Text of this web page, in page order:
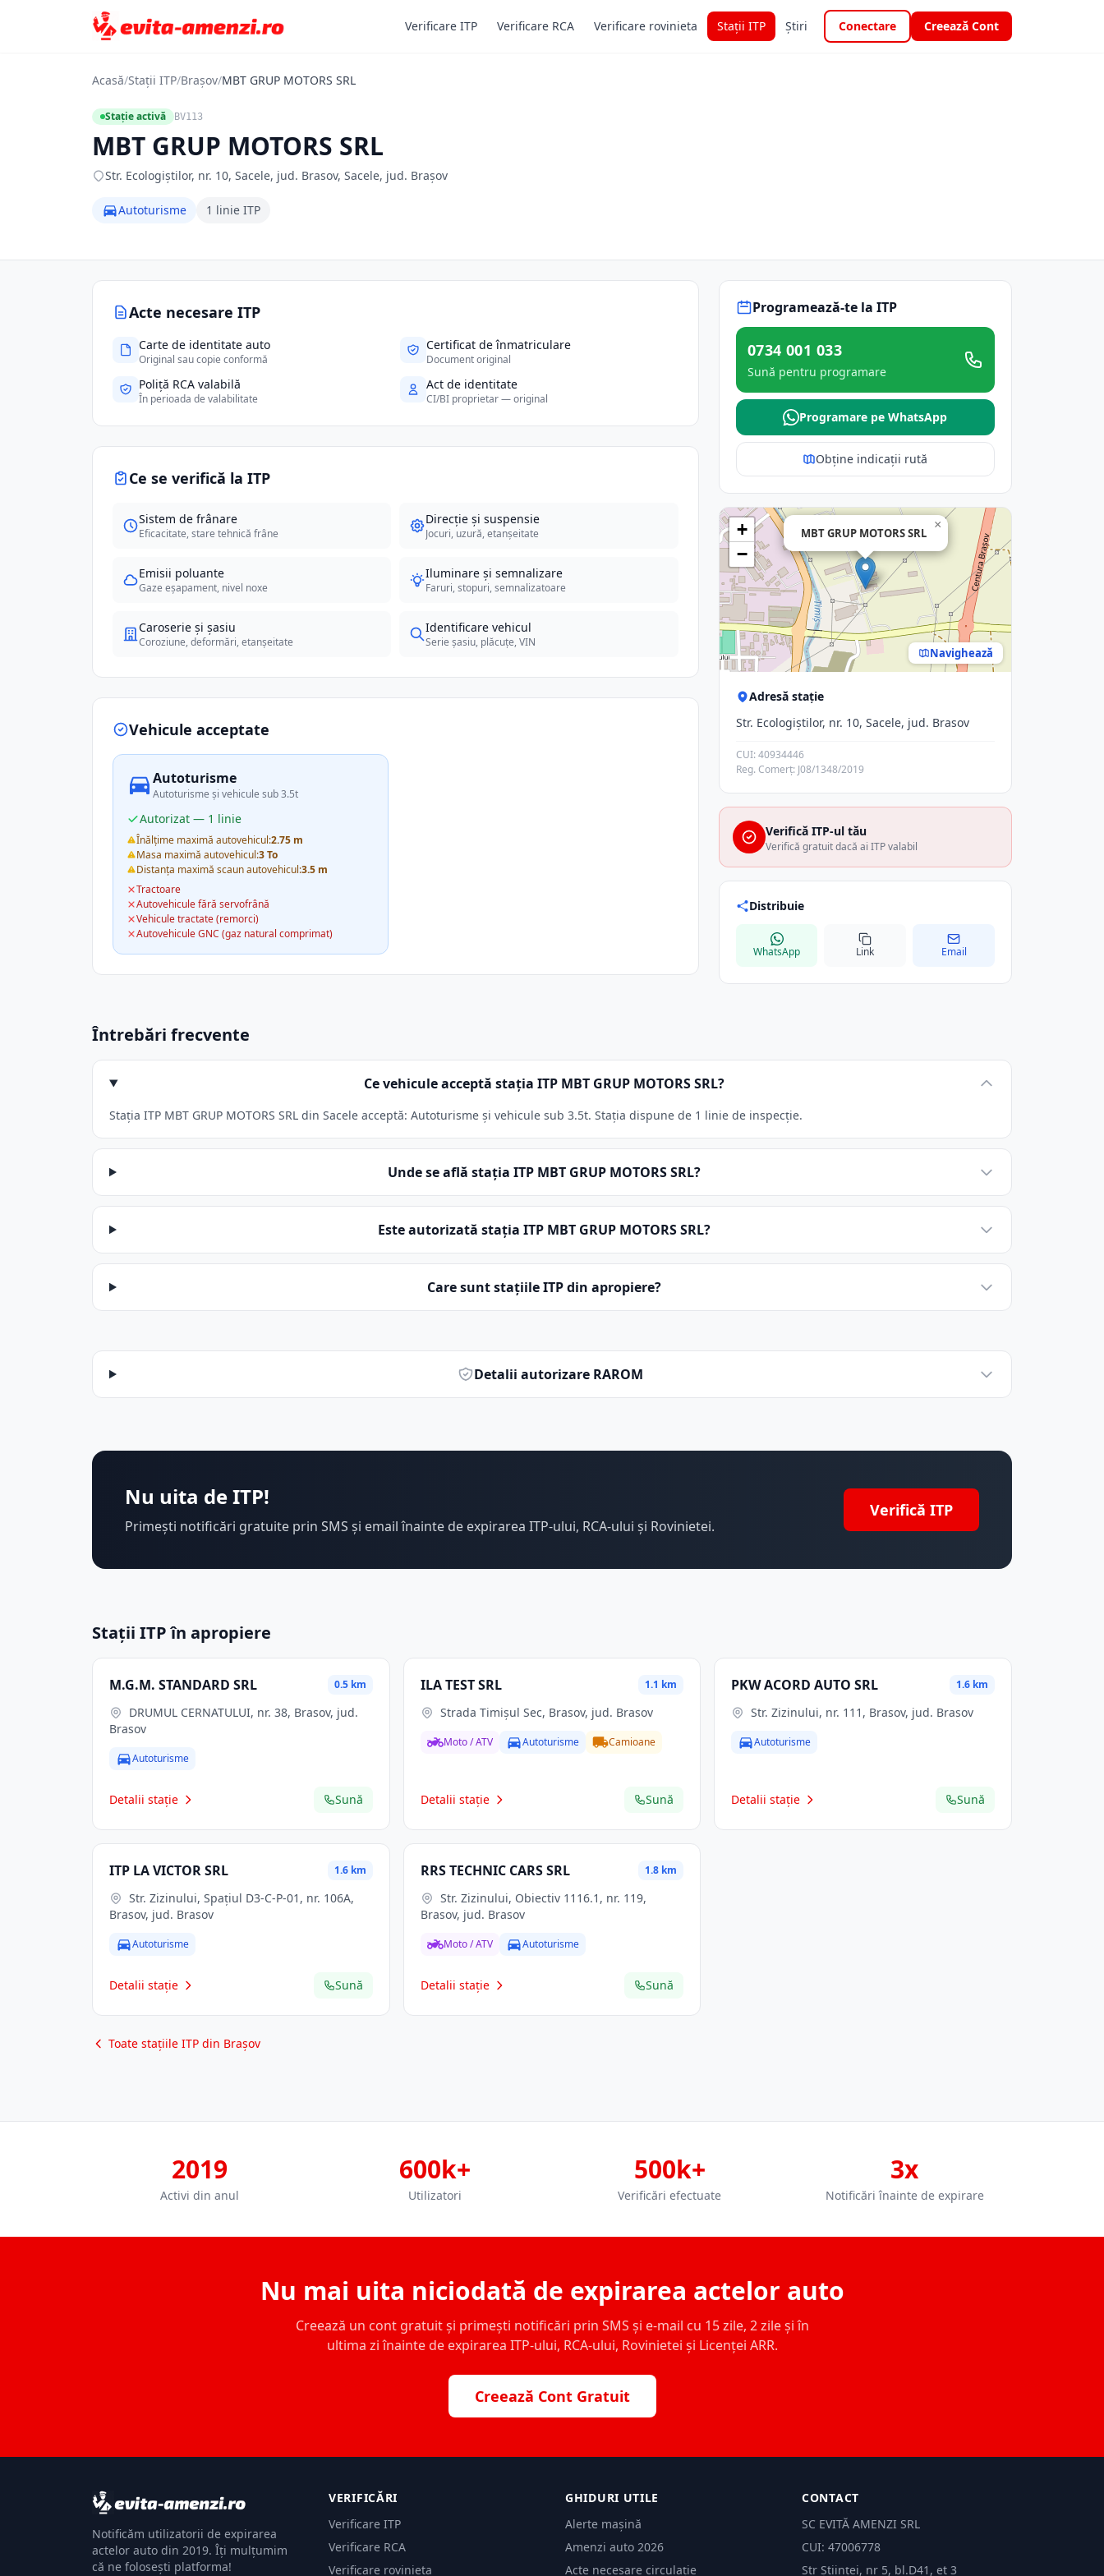
Verificare ITP Verificare RCA Verificare rovinieta Stații ITP Știri Conectare Creează Cont
Acasă/Stații ITP/Brașov/MBT GRUP MOTORS SRL
Stație activă BV113
MBT GRUP MOTORS SRL
Str. Ecologiştilor, nr. 10, Sacele, jud. Brasov, Sacele, jud. Brașov
Autoturisme 1 linie ITP
Acte necesare ITP
Carte de identitate auto
Original sau copie conformă
Certificat de înmatriculare
Document original
Poliță RCA valabilă
În perioada de valabilitate
Act de identitate
CI/BI proprietar — original
Ce se verifică la ITP
Sistem de frânare
Eficacitate, stare tehnică frâne
Direcție și suspensie
Jocuri, uzură, etanșeitate
Emisii poluante
Gaze eșapament, nivel noxe
Iluminare și semnalizare
Faruri, stopuri, semnalizatoare
Caroserie și șasiu
Coroziune, deformări, etanșeitate
Identificare vehicul
Serie șasiu, plăcuțe, VIN
Vehicule acceptate
Autoturisme
Autoturisme și vehicule sub 3.5t
Autorizat — 1 linie
Înălțime maximă autovehicul:2.75 m
Masa maximă autovehicul:3 To
Distanța maximă scaun autovehicul:3.5 m
Tractoare
Autovehicule fără servofrână
Vehicule tractate (remorci)
Autovehicule GNC (gaz natural comprimat)
Programează-te la ITP
0734 001 033
Sună pentru programare
Programare pe WhatsApp
Obține indicații rută
MBT GRUP MOTORS SRL
×
+
−
Navighează
Adresă stație
Str. Ecologiştilor, nr. 10, Sacele, jud. Brasov
CUI: 40934446
Reg. Comerț: J08/1348/2019
Verifică ITP-ul tău
Verifică gratuit dacă ai ITP valabil
Distribuie
WhatsApp Link Email
Întrebări frecvente
Ce vehicule acceptă stația ITP MBT GRUP MOTORS SRL?
Stația ITP MBT GRUP MOTORS SRL din Sacele acceptă: Autoturisme și vehicule sub 3.5t. Stația dispune de 1 linie de inspecție.
Unde se află stația ITP MBT GRUP MOTORS SRL?
Este autorizată stația ITP MBT GRUP MOTORS SRL?
Care sunt stațiile ITP din apropiere?
Detalii autorizare RAROM
Nu uita de ITP!
Primești notificări gratuite prin SMS și email înainte de expirarea ITP-ului, RCA-ului și Rovinietei.
Verifică ITP
Stații ITP în apropiere
M.G.M. STANDARD SRL 0.5 km
Brasov
Autoturisme
Detalii stație Sună
ILA TEST SRL 1.1 km
Strada Timișul Sec, Brasov, jud. Brasov
Moto / ATV Autoturisme Camioane
Detalii stație Sună
PKW ACORD AUTO SRL 1.6 km
Str. Zizinului, nr. 111, Brasov, jud. Brasov
Autoturisme
Detalii stație Sună
ITP LA VICTOR SRL 1.6 km
Brasov, jud. Brasov
Autoturisme
Detalii stație Sună
RRS TECHNIC CARS SRL 1.8 km
Brasov, jud. Brasov
Moto / ATV Autoturisme
Detalii stație Sună
Toate stațiile ITP din Brașov
2019
Activi din anul
600k+
Utilizatori
500k+
Verificări efectuate
3x
Notificări înainte de expirare
Nu mai uita niciodată de expirarea actelor auto
Creează un cont gratuit și primești notificări prin SMS și e-mail cu 15 zile, 2 zile și în
ultima zi înainte de expirarea ITP-ului, RCA-ului, Rovinietei și Licenței ARR.
Creează Cont Gratuit
Notificăm utilizatorii de expirarea
actelor auto din 2019. Îți mulțumim
că ne folosești platforma!
VERIFICĂRI
Verificare ITP
Verificare RCA
Verificare rovinieta
GHIDURI UTILE
Alerte mașină
Amenzi auto 2026
Acte necesare circulație
CONTACT
SC EVITĂ AMENZI SRL
CUI: 47006778
Str Științei, nr 5, bl.D41, et 3